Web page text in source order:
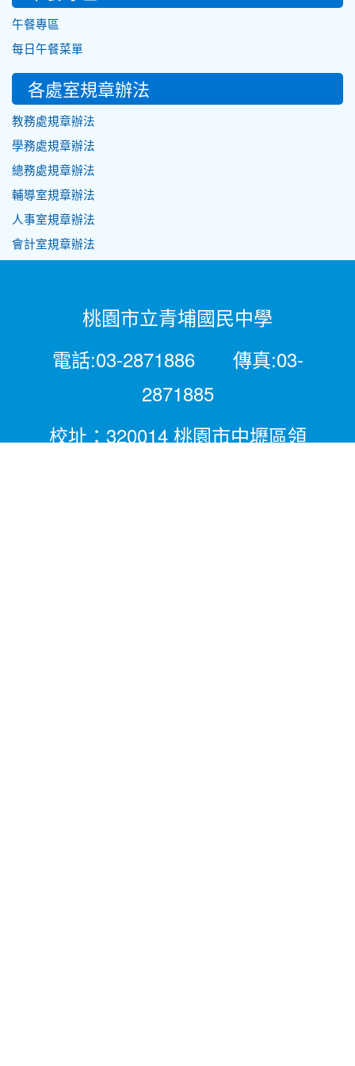
午餐專區
每日午餐菜單
各處室規章辦法
教務處規章辦法
學務處規章辦法
總務處規章辦法
輔導室規章辦法
人事室規章辦法
會計室規章辦法
桃園市立青埔國民中學
電話:03-2871886 傳真:03-
2871885
校址：320014 桃園市中壢區領